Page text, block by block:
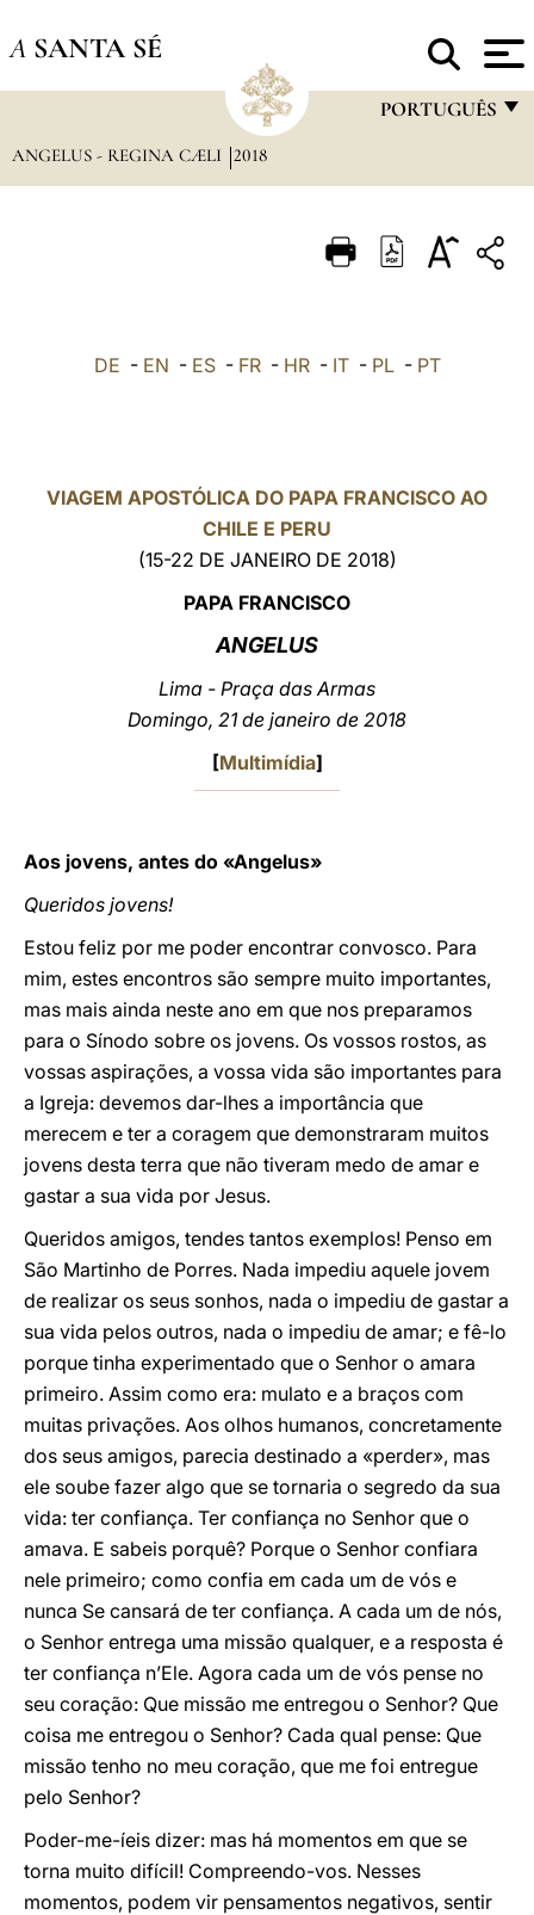
A SANTA SÉ
PORTUGUÊS
ITALIANO
LATINE
ANGELUS - REGINA CÆLI 2018
DE - EN - ES- FR- HR- IT- PL- PT
VIAGEM APOSTÓLICA DO PAPA FRANCISCO AO
CHILE E PERU
(15-22 DE JANEIRO DE 2018)
PAPA FRANCISCO
ANGELUS
Lima - Praça das Armas
Domingo, 21 de janeiro de 2018
[Multimídia]
Aos jovens, antes do «Angelus»
Queridos jovens!
Estou feliz por me poder encontrar convosco. Para
mim, estes encontros são sempre muito importantes,
mas mais ainda neste ano em que nos preparamos
para o Sínodo sobre os jovens. Os vossos rostos, as
vossas aspirações, a vossa vida são importantes para
a Igreja: devemos dar-lhes a importância que
merecem e ter a coragem que demonstraram muitos
jovens desta terra que não tiveram medo de amar e
gastar a sua vida por Jesus.
Queridos amigos, tendes tantos exemplos! Penso em
São Martinho de Porres. Nada impediu aquele jovem
de realizar os seus sonhos, nada o impediu de gastar a
sua vida pelos outros, nada o impediu de amar; e fê-lo
porque tinha experimentado que o Senhor o amara
primeiro. Assim como era: mulato e a braços com
muitas privações. Aos olhos humanos, concretamente
dos seus amigos, parecia destinado a «perder», mas
ele soube fazer algo que se tornaria o segredo da sua
vida: ter confiança. Ter confiança no Senhor que o
amava. E sabeis porquê? Porque o Senhor confiara
nele primeiro; como confia em cada um de vós e
nunca Se cansará de ter confiança. A cada um de nós,
o Senhor entrega uma missão qualquer, e a resposta é
ter confiança n’Ele. Agora cada um de vós pense no
seu coração: Que missão me entregou o Senhor? Que
coisa me entregou o Senhor? Cada qual pense: Que
missão tenho no meu coração, que me foi entregue
pelo Senhor?
Poder-me-íeis dizer: mas há momentos em que se
torna muito difícil! Compreendo-vos. Nesses
momentos, podem vir pensamentos negativos, sentir